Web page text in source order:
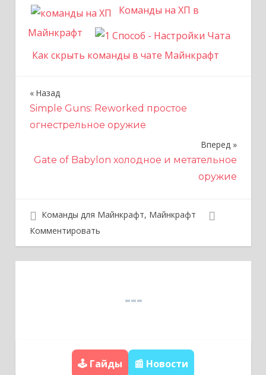
Команды на ХП в
Майнкрафт
Как скрыть команды в чате Майнкрафт
Н
а
и
ц
и
я
Назад
Simple Guns: Reworked простое
огнестрельное оружие
Вперед
Gate of Babylon холодное и метательное
оружие
Команды для Майнкрафт, Майнкрафт
Комментировать
🕹️ Гайды 📰 Новости